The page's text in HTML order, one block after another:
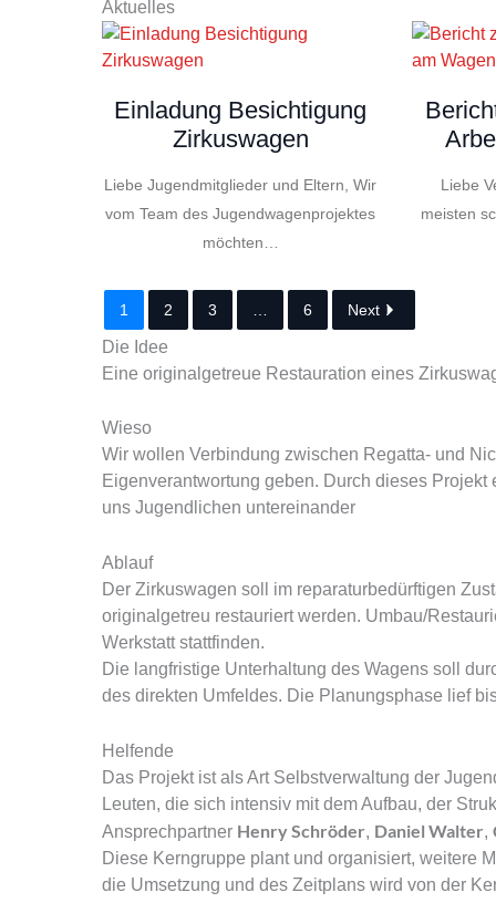
Aktuelles
Einladung Besichtigung
Zirkuswagen
Liebe Jugendmitglieder und Eltern, Wir
vom Team des Jugendwagenprojektes
möchten…
Liebe
meisten
1 2 3 6 Next
Die Idee
Eine originalgetreue Restauration eines
Wieso
Wir wollen Verbindung zwischen Regatta- und
Eigenverantwortung geben. Durch dieses
uns Jugendlichen untereinander
Ablauf
Der Zirkuswagen soll im reparaturbedürftigen
originalgetreu restauriert werden. Umbau/
Werkstatt stattfinden.
Die langfristige Unterhaltung des Wagens soll
des direkten Umfeldes. Die Planungsphase lief
Helfende
Das Projekt ist als Art Selbstverwaltung der
Leuten, die sich intensiv mit dem Aufbau, der
Ansprechpartner Henry Schröder, Daniel Walter,
Diese Kerngruppe plant und organisiert, weitere
die Umsetzung und des Zeitplans wird von der